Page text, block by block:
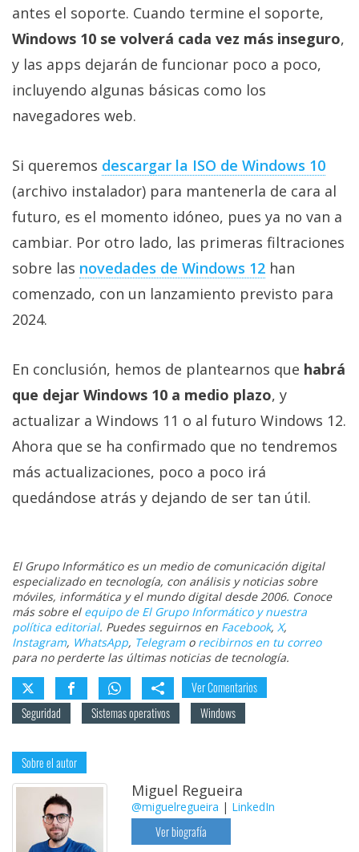
antes el soporte. Cuando termine el soporte,
Windows 10 se volverá cada vez más inseguro,
y las apps dejarán de funcionar poco a poco,
incluyendo algunas básicas como los
navegadores web.
Si queremos descargar la ISO de Windows 10
(archivo instalador) para mantenerla de cara al
futuro, es el momento idóneo, pues ya no van a
cambiar. Por otro lado, las primeras filtraciones
sobre las novedades de Windows 12 han
comenzado, con un lanzamiento previsto para
2024.
En conclusión, hemos de plantearnos que habrá
que dejar Windows 10 a medio plazo, y
actualizar a Windows 11 o al futuro Windows 12.
Ahora que se ha confirmado que no tendremos
más actualizaciones, poco a poco irá
quedándose atrás y dejando de ser tan útil.
El Grupo Informático es un medio de comunicación digital
especializado en tecnología, con análisis y noticias sobre
móviles, informática y el mundo digital desde 2006. Conoce
más sobre el equipo de El Grupo Informático y nuestra
política editorial. Puedes seguirnos en Facebook, X,
Instagram, WhatsApp, Telegramo recibirnos en tu correo
para no perderte las últimas noticias de tecnología.
Ver Comentarios
Seguridad
Sistemas operativos Windows
Sobre el autor
Miguel Regueira
@miguelregueira | LinkedIn
Ver biografía